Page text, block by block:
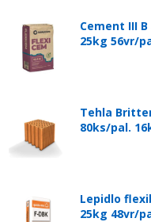
Cement III
25kg 56vr/
Tehla
80ks/pal.
Lepidlo
25kg 48vr/